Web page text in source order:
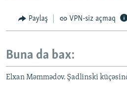
Paylaş VPN-siz açmaq
Buna da bax:
Elxan Məmmədov. Şadlinski